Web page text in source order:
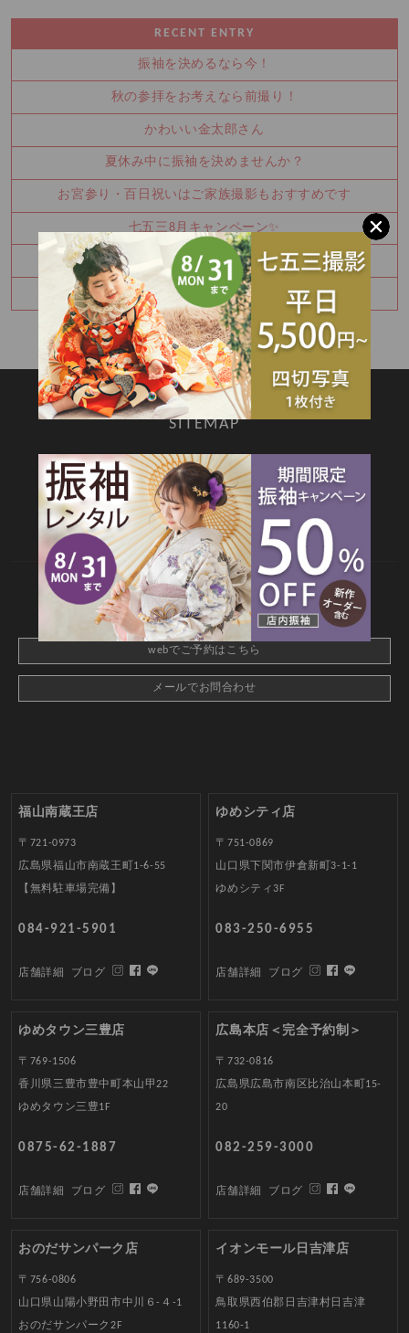
RECENT ENTRY
振袖を決めるなら今！
秋の参拝をお考えなら前撮り！
かわいい金太郎さん
夏休み中に振袖を決めませんか？
お宮参り・百日祝いはご家族撮影もおすすめです
七五三8月キャンペーン✨
ハーフバースデー撮影のご予約承り中です
明日7/25(土)振袖レンタル見学空きあります！
SITEMAP
TOP 新着情報
料金・商品
キャンペーン
衣装カタログ
店舗情報
よくあるご質問
お問合せ
web撮影予約
CONTACT
webでご予約はこちら
メールでお問合わせ
福山南蔵王店
〒721-0973
広島県福山市南蔵王町1-6-55
【無料駐車場完備】
084-921-5901
店舗詳細 ブログ
ゆめシティ店
〒751-0869
山口県下関市伊倉新町3-1-1
ゆめシティ3F
083-250-6955
店舗詳細 ブログ
ゆめタウン三豊店
〒769-1506
香川県三豊市豊中町本山甲22
ゆめタウン三豊1F
0875-62-1887
店舗詳細 ブログ
広島本店＜完全予約制＞
〒732-0816
広島県広島市南区比治山本町15-
20
082-259-3000
店舗詳細 ブログ
おのだサンパーク店
〒756-0806
山口県山陽小野田市中川６-４-1
おのだサンパーク2F
イオンモール日吉津店
〒689-3500
鳥取県西伯郡日吉津村日吉津
1160-1